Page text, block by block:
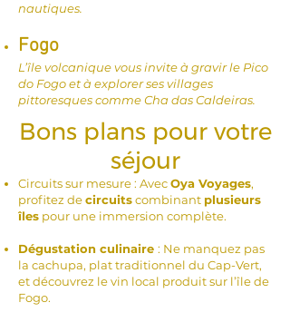
nautiques.
Fogo
L’île volcanique vous invite à gravir le Pico
do Fogo et à explorer ses villages
pittoresques comme Cha das Caldeiras.
Bons plans pour votre
séjour
Circuits sur mesure : AvecOya Voyages,
profitez decircuitscombinant plusieurs
îles pour une immersion complète.
Dégustation culinaire : Ne manquez pas
la cachupa, plat traditionnel du Cap-Vert,
et découvrez le vin local produit sur l’île de
Fogo.